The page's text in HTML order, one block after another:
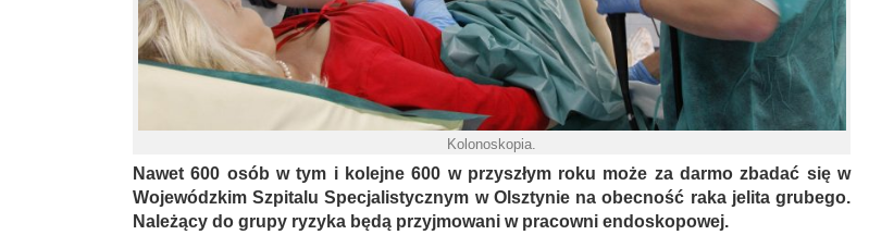
Kolonoskopia.
Nawet 600 osób w tym i kolejne 600 w przyszłym roku może za darmo zbadać się w
Wojewódzkim Szpitalu Specjalistycznym w Olsztynie na obecność raka jelita grubego.
Należący do grupy ryzyka będą przyjmowani w pracowni endoskopowej.